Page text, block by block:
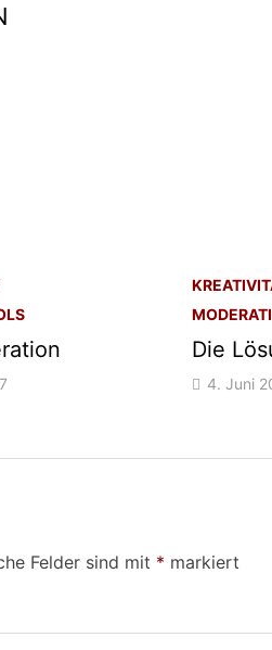
Die
4. Juni
Felder sind mit * markiert